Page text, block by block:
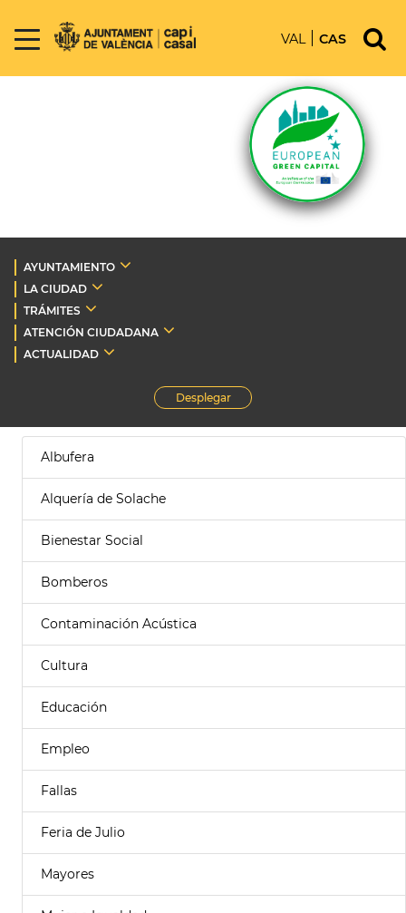
VAL CAS
AYUNTAMIENTO
LA CIUDAD
TRÁMITES
ATENCIÓN CIUDADANA
ACTUALIDAD
Desplegar
Albufera
Alquería de Solache
Bienestar Social
Bomberos
Contaminación Acústica
Cultura
Educación
Empleo
Fallas
Feria de Julio
Mayores